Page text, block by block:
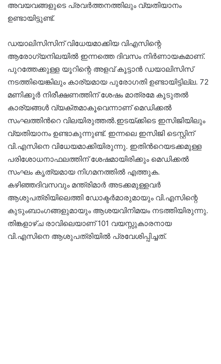
അവയവങ്ങളുടെ പ്രവർത്തനത്തിലും വ്യതിയാനം
ഉണ്ടായിട്ടുണ്ട്.
ഡയാലിസിസിന് വിധേയമാക്കിയ വിഎസിന്റെ
ആരോഗ്യനിലയിൽ ഇന്നത്തെ ദിവസം നിർണായകമാണ്.
പുറത്തേക്കുള്ള യൂറിന്റെ അളവ് കൂട്ടാൻ ഡയാലിസിസ്
നടത്തിയെങ്കിലും കാര്യമായ പുരോഗതി ഉണ്ടായിട്ടില്ല. 72
മണിക്കൂർ നിരീക്ഷണത്തിന് ശേഷം മാത്രമേ കൂടുതൽ
കാര്യങ്ങൾ വ്യക്തമാകൂവെന്നാണ് മെഡിക്കൽ
സംഘത്തിന്‍റെ വിലയിരുത്തൽ.ഇടയ്ക്കിടെ ഇസിജിയിലും
വ്യതിയാനം ഉണ്ടാകുന്നുണ്ട്. ഇന്നലെ ഇസിജി ടെസ്റ്റിന്
വി.എസിനെ വിധേയമാക്കിയിരുന്നു. ഇതിന്‍റെയടക്കമുള്ള
പരിശോധനാഫലത്തിന് ശേഷമായിരിക്കും മെഡിക്കൽ
സംഘം കൃത്യമായ നിഗമനത്തിൽ എത്തുക.
കഴിഞ്ഞദിവസവും മന്ത്രിമാർ അടക്കമുള്ളവർ
ആശുപത്രിയിലെത്തി ഡോക്ടർമാരുമായും വി.എസിന്റെ
കുടുംബാംഗങ്ങളുമായും ആശയവിനിമയം നടത്തിയിരുന്നു.
തിങ്കളാഴ്ച രാവിലെയാണ് 101 വയസ്സുകാരനായ
വി.എസിനെ ആശുപത്രിയിൽ പ്രവേശിപ്പിച്ചത്.